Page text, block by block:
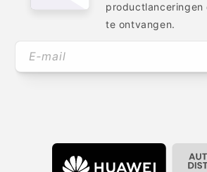
productlanceringen
te ontvangen.
E‑mail